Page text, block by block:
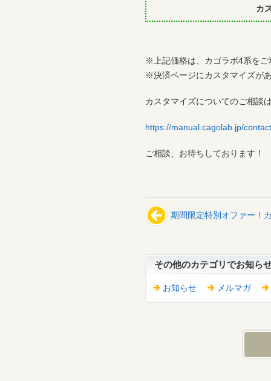
カ
※上記価格は、カゴラボ4系をご
※決済ページにカスタマイズが
カスタマイズについてのご相談
https://manual.cagolab.jp/
ご相談、お待ちしております！
期間限定特別オファー！
その他のカテゴリでお知ら
お知らせ メルマガ